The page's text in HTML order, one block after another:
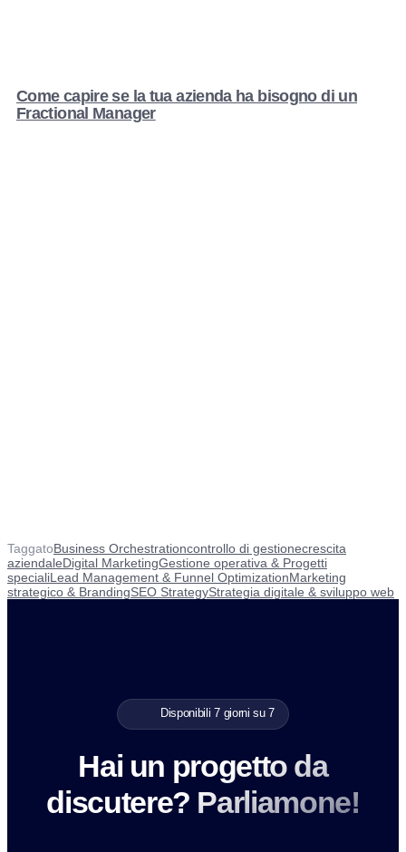
Come capire se la tua azienda ha bisogno di un
Fractional Manager
TaggatoBusiness Orchestrationcontrollo di gestionecrescita
aziendaleDigital MarketingGestione operativa & Progetti
specialiLead Management & Funnel OptimizationMarketing
strategico & BrandingSEO StrategyStrategia digitale & sviluppo web
Disponibili 7 giorni su 7
Hai un progetto da
discutere? Parliamone!